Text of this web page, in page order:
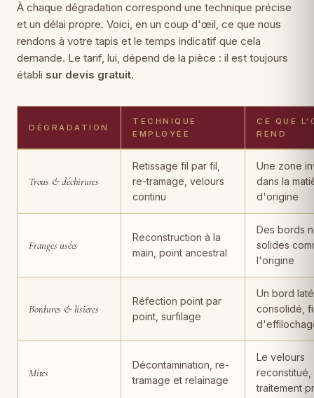
À chaque dégradation correspond une technique précise
et un délai propre. Voici, en un coup d'œil, ce que nous
rendons à votre tapis et le temps indicatif que cela
demande. Le tarif, lui, dépend de la pièce : il est toujours
établi sur devis gratuit.
DÉGRADATION
TECHNIQUE
EMPLOYÉE
CE QUE
REND
Trous & déchirures
Retissage fil par fil,
re-tramage, velours
continu
Une zone
dans la
d'origine
Franges usées
Reconstruction à la
main, point ancestral
Des bords
solides
l'origine
Bordures & lisières
Réfection point par
point, surfilage
Un bord
consolidé,
Mites
Décontamination, re-
tramage et relainage
Le velours
reconstitué,
traitement